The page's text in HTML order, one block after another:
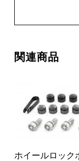
関連商品
ホイールロック